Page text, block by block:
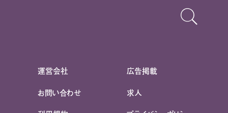
運営会社
広告掲載
お問い合わせ
求人